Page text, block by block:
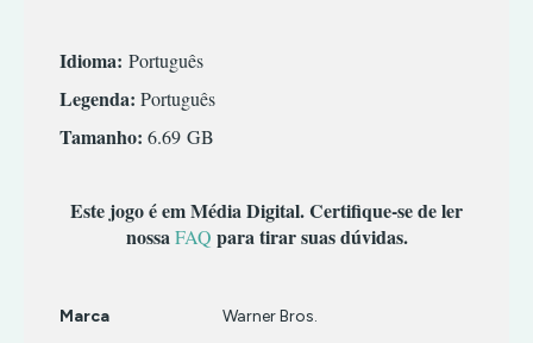
TERROR
TIRO
Idioma: Português
Legenda: Português
Tamanho: 6.69 GB
Este jogo é em Média Digital. Certifique-se de ler
nossaFAQ para tirar suas dúvidas.
Marca
Warner Bros.